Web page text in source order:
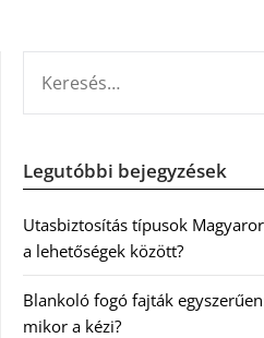
Legutóbbi bejegyzések
Utasbiztosítás típusok
a lehetőségek között?
Blankoló fogó fajták
mikor a kézi?